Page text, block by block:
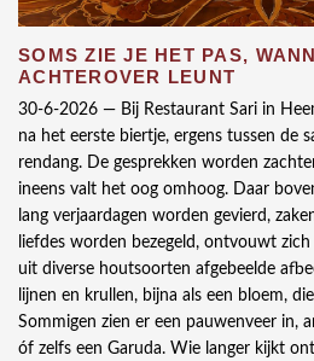
SOMS ZIE JE HET PAS,
ACHTEROVER LEUNT
30-6-2026 — Bij Restaurant Sari in
na het eerste biertje, ergens tussen de
rendang. De gesprekken worden
ineens valt het oog omhoog. Daar
lang verjaardagen worden gevierd,
liefdes worden bezegeld, ontvouwt
uit diverse houtsoorten afgebeelde
lijnen en krullen, bijna als een bloem,
Sommigen zien er een pauwenveer in,
óf zelfs een Garuda. Wie langer kijkt